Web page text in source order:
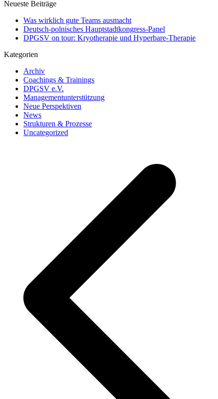
Neueste Beiträge
Was wirklich gute Teams ausmacht
Deutsch-polnisches Hauptstadtkongress-Panel
DPGSV on tour: Kryotherapie und Hyperbare-Therapie
Kategorien
Archiv
Coachings & Trainings
DPGSV e.V.
Managementunterstützung
Neue Perspektiven
News
Strukturen & Prozesse
Uncategorized